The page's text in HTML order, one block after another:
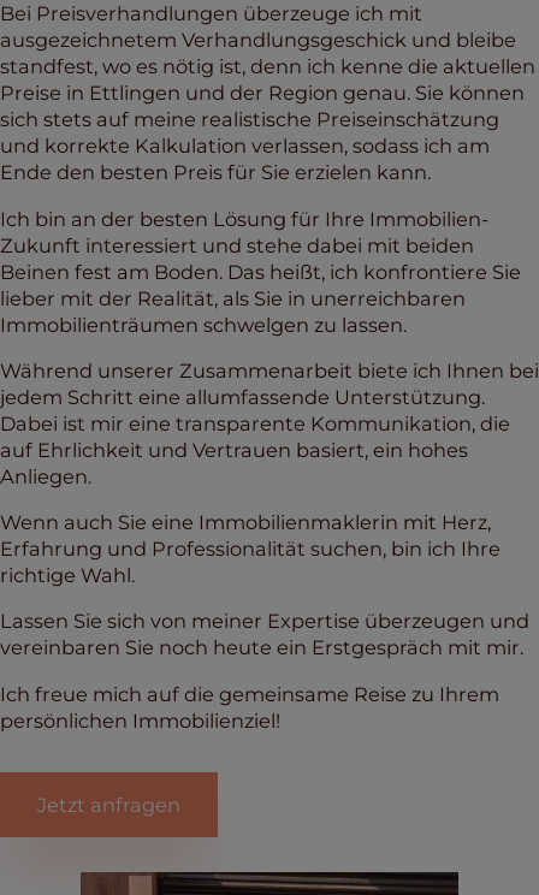
Bei Preisverhandlungen überzeuge ich mit
ausgezeichnetem Verhandlungsgeschick und bleibe
standfest, wo es nötig ist, denn ich kenne die aktuellen
Preise in Ettlingen und der Region genau. Sie können
sich stets auf meine realistische Preiseinschätzung
und korrekte Kalkulation verlassen, sodass ich am
Ende den besten Preis für Sie erzielen kann.
Ich bin an der besten Lösung für Ihre Immobilien-
Zukunft interessiert und stehe dabei mit beiden
Beinen fest am Boden. Das heißt, ich konfrontiere Sie
lieber mit der Realität, als Sie in unerreichbaren
Immobilienträumen schwelgen zu lassen.
Während unserer Zusammenarbeit biete ich Ihnen bei
jedem Schritt eine allumfassende Unterstützung.
Dabei ist mir eine transparente Kommunikation, die
auf Ehrlichkeit und Vertrauen basiert, ein hohes
Anliegen.
Wenn auch Sie eine Immobilienmaklerin mit Herz,
Erfahrung und Professionalität suchen, bin ich Ihre
richtige Wahl.
Lassen Sie sich von meiner Expertise überzeugen und
vereinbaren Sie noch heute ein Erstgespräch mit mir.
Ich freue mich auf die gemeinsame Reise zu Ihrem
persönlichen Immobilienziel!
Jetzt anfragen